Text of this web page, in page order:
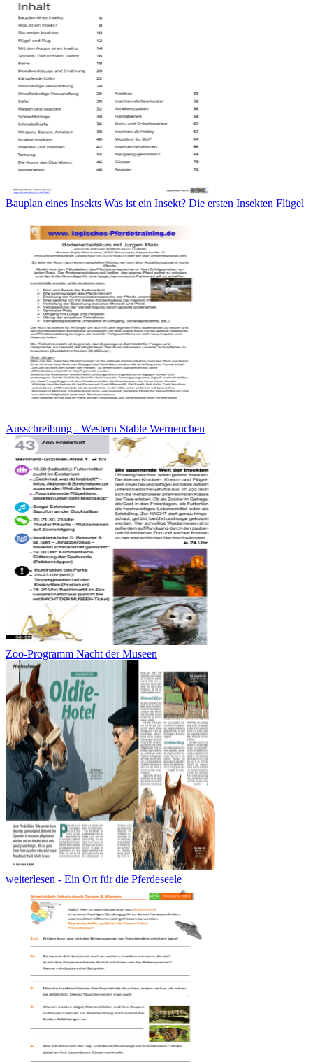
Bauplan eines Insekts Was ist ein Insekt? Die ersten Insekten Flügel
Ausschreibung - Western Stable Werneuchen
Zoo-Programm Nacht der Museen
weiterlesen - Ein Ort für die Pferdeseele